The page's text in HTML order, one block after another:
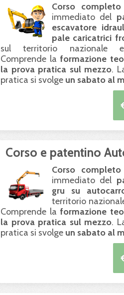
Corso completo
immediato del
escavatore
pale caricatrici
sul territorio nazionale
Comprende laformazione
la prova pratica sul mezzo.
pratica si svolge un sabato al
Corso e patentino
Corso completo
immediato del
gru su
territorio
Comprende laformazione
la prova pratica sul mezzo.
pratica si svolge un sabato al